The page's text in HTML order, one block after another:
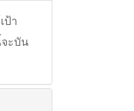
ป้า
ะบัน